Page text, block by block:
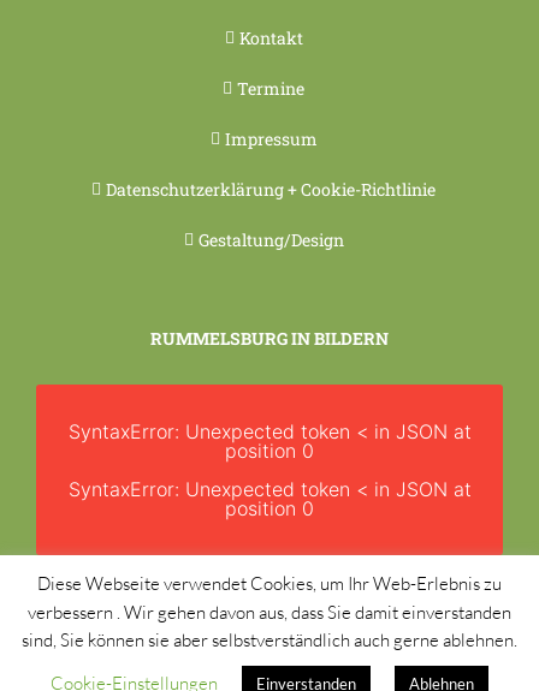
Kontakt
Termine
Impressum
Datenschutzerklärung + Cookie-Richtlinie
Gestaltung/Design
RUMMELSBURG IN BILDERN
SyntaxError: Unexpected token < in JSON at
position 0
SyntaxError: Unexpected token < in JSON at
position 0
Diese Webseite verwendet Cookies, um Ihr Web-Erlebnis zu
verbessern . Wir gehen davon aus, dass Sie damit einverstanden
sind, Sie können sie aber selbstverständlich auch gerne ablehnen.
Cookie-Einstellungen
Einverstanden Ablehnen